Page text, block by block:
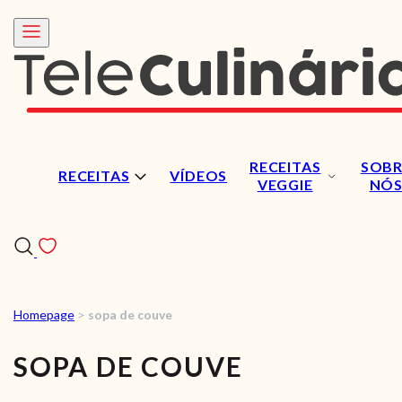
RECEITAS VÍDEOS
RECEITAS
VEGGIE
NÓS
VÍDEOS
Homepage > sopa de couve
SOPA DE COUVE